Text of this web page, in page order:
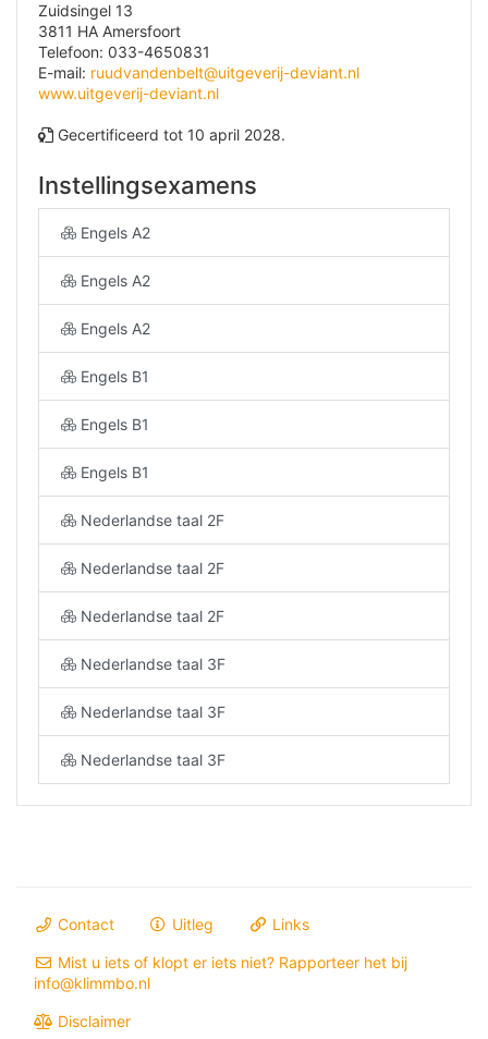
Zuidsingel 13
3811 HA Amersfoort
Telefoon: 033-4650831
E-mail: ruudvandenbelt@uitgeverij-deviant.nl
www.uitgeverij-deviant.nl
Gecertificeerd tot 10 april 2028.
Instellingsexamens
Engels A2
Engels A2
Engels A2
Engels B1
Engels B1
Engels B1
Nederlandse taal 2F
Nederlandse taal 2F
Nederlandse taal 2F
Nederlandse taal 3F
Nederlandse taal 3F
Nederlandse taal 3F
Contact Uitleg Links
Mist u iets of klopt er iets niet? Rapporteer het bij
info@klimmbo.nl
Disclaimer